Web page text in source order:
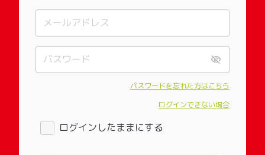
パスワードを忘れた方はこちら
ログインできない場合
ログインしたままにする